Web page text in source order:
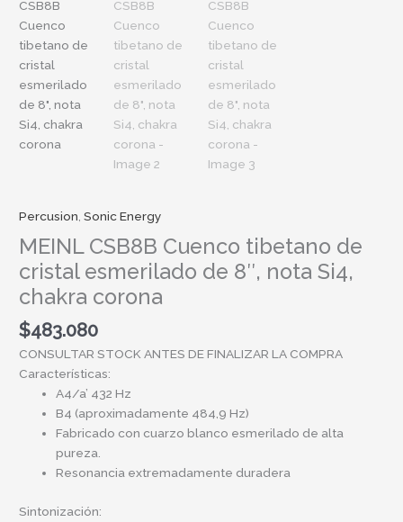
Percusion ,Sonic Energy
MEINL CSB8B Cuenco tibetano de
cristal esmerilado de 8″, nota Si4,
chakra corona
$483.080
CONSULTAR STOCK ANTES DE FINALIZAR LA COMPRA
Características:
A4/a’ 432 Hz
B4 (aproximadamente 484,9 Hz)
Fabricado con cuarzo blanco esmerilado de alta
pureza.
Resonancia extremadamente duradera
Sintonización:
de
cristal
esmerilado
de
8",
nota
Si4,
chakra